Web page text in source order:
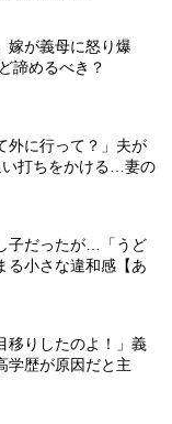
嫁が義母に怒り爆
諦めるべき？
外に行って？」夫が
い打ちをかける…妻の
子だったが…「うど
る小さな違和感【あ
移りしたのよ！」義
学歴が原因だと主